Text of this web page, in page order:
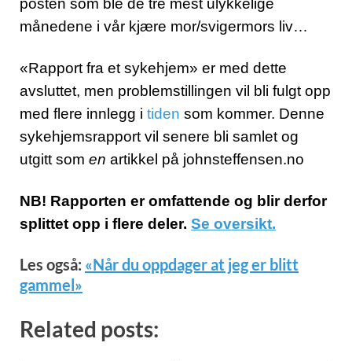
posten som ble de tre mest ulykkelige
månedene i vår kjære mor/svigermors liv…
«Rapport fra et sykehjem» er med dette
avsluttet, men problemstillingen vil bli fulgt opp
med flere innlegg i tiden som kommer. Denne
sykehjemsrapport vil senere bli samlet og
utgitt som en artikkel på johnsteffensen.no
NB! Rapporten er omfattende og blir derfor
splittet opp i flere deler. Se oversikt.
Les også: «Når du oppdager at jeg er blitt
gammel»
Related posts: